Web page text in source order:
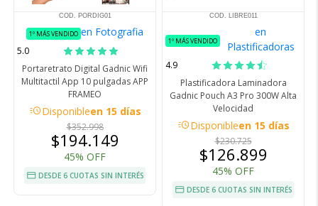
COD. PORDIG01
1º MÁS VENDIDO en Fotografia
5.0
Portaretrato Digital Gadnic Wifi
Multitactil App 10 pulgadas APP
FRAMEO
acuteDisponibleen 15 días
$352.998
$194.149
45% OFF
DESDE 6 CUOTAS SIN INTERÉS
COD. LIBRE011
1º MÁS VENDIDO
en
Plastificadoras
4.9
Plastificadora Laminadora
Gadnic Pouch A3 Pro 300W Alta
Velocidad
acuteDisponibleen 15 días
$230.725
$126.899
45% OFF
DESDE 6 CUOTAS SIN INTERÉS